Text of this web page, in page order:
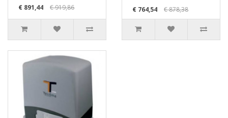
€ 891,44 € 919,86 € 764,54 € 878,38